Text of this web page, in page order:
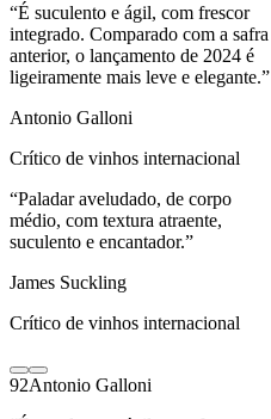
“É suculento e ágil, com frescor
integrado. Comparado com a safra
anterior, o lançamento de 2024 é
ligeiramente mais leve e elegante.”
Antonio Galloni
Crítico de vinhos internacional
“Paladar aveludado, de corpo
médio, com textura atraente,
suculento e encantador.”
James Suckling
Crítico de vinhos internacional
92Antonio Galloni